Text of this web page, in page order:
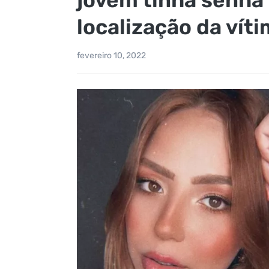
localização da
fevereiro 10, 2022